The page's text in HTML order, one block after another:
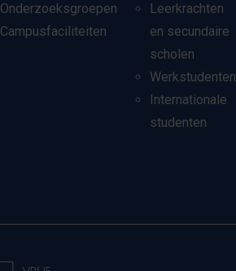
Onderzoeksgroepen
Campusfaciliteiten
Leerkrachten
en secundaire
scholen
Werkstudenten
Internationale
studenten